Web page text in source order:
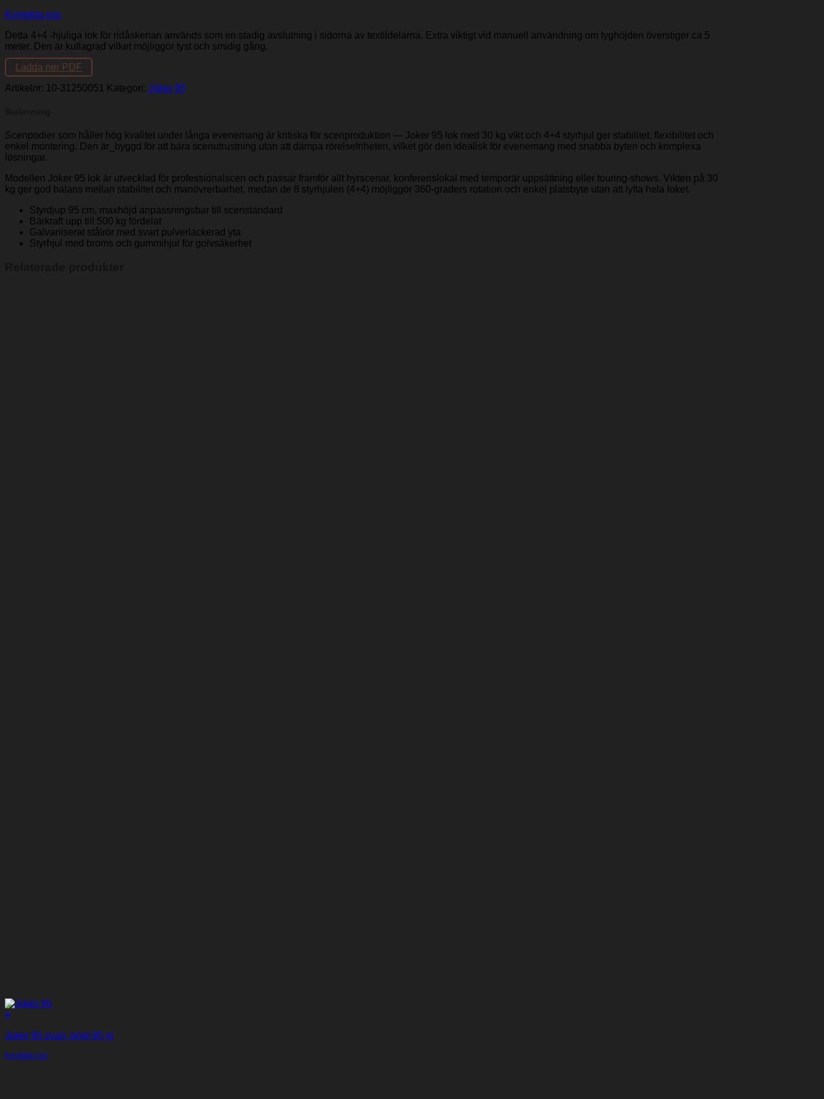
Kontakta oss
Detta 4+4 -hjuliga lok för ridåskenan används som en stadig avslutning i sidorna av textildelarna. Extra viktigt vid manuell användning om tyghöjden överstiger ca 5
meter. Den är kullagrad vilket möjliggör tyst och smidig gång.
Ladda ner PDF
Artikelnr: 10-31250051 Kategori: Joker 95
Scenpodier som håller hög kvalitet under långa evenemang är kritiska för scenproduktion — Joker 95 lok med 30 kg vikt och 4+4 styrhjul ger stabilitet, flexibilitet och
enkel montering. Den är_byggd för att bära scenutrustning utan att dämpa rörelsefriheten, vilket gör den idealisk för evenemang med snabba byten och komplexa
lösningar.
Modellen Joker 95 lok är utvecklad för professionalscen och passar framför allt hyrscenar, konferenslokal med temporär uppsättning eller touring-shows. Vikten på 30
kg ger god balans mellan stabilitet och manövrerbarhet, medan de 8 styrhjulen (4+4) möjliggör 360-graders rotation och enkel platsbyte utan att lyfta hela loket.
Styrdjup 95 cm, maxhöjd anpassningsbar till scenstandard
Bärkraft upp till 500 kg fördelat
Galvaniserat stålrör med svart pulverlackerad yta
Styrhjul med broms och gummihjul för golvsäkerhet
+
Joker 95 svart, böjd 90 gr
Kontakta oss